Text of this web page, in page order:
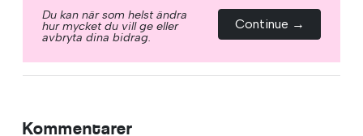
Du kan när som helst ändra
hur mycket du vill ge eller
avbryta dina bidrag.
Continue →
Kommentarer